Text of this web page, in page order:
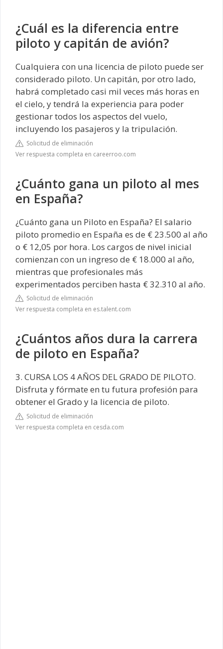
¿Cuál es la diferencia entre
piloto y capitán de avión?
Cualquiera con una licencia de piloto puede ser
considerado piloto. Un capitán, por otro lado,
habrá completado casi mil veces más horas en
el cielo, y tendrá la experiencia para poder
gestionar todos los aspectos del vuelo,
incluyendo los pasajeros y la tripulación.
Solicitud de eliminación
Ver respuesta completa en careerroo.com
¿Cuánto gana un piloto al mes
en España?
¿Cuánto gana un Piloto en España? El salario
piloto promedio en España es de € 23.500 al año
o € 12,05 por hora. Los cargos de nivel inicial
comienzan con un ingreso de € 18.000 al año,
mientras que profesionales más
experimentados perciben hasta € 32.310 al año.
Solicitud de eliminación
Ver respuesta completa en es.talent.com
¿Cuántos años dura la carrera
de piloto en España?
3. CURSA LOS 4 AÑOS DEL GRADO DE PILOTO.
Disfruta y fórmate en tu futura profesión para
obtener el Grado y la licencia de piloto.
Solicitud de eliminación
Ver respuesta completa en cesda.com